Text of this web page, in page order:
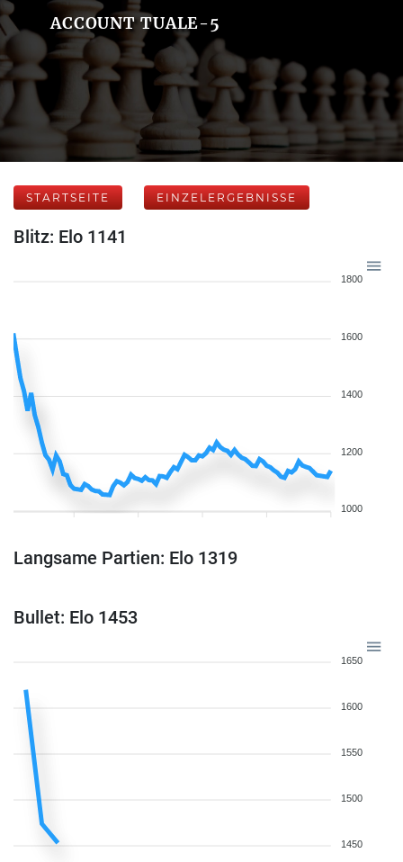
ACCOUNT TUALE-5
STARTSEITE EINZELERGEBNISSE
Blitz: Elo 1141
1800
1600
1400
1200
1000
Langsame Partien: Elo 1319
Bullet: Elo 1453
1650
1600
1550
1500
1450